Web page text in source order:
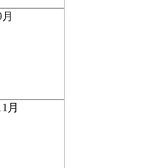
月